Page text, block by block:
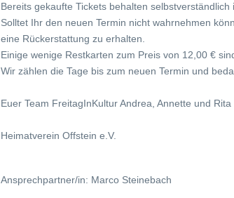
Bereits gekaufte Tickets behalten selbstverständlich
Solltet Ihr den neuen Termin nicht wahrnehmen
eine Rückerstattung zu erhalten.
Einige wenige Restkarten zum Preis von 12,00 €
Wir zählen die Tage bis zum neuen Termin und
Euer Team FreitagInKultur Andrea, Annette und Rita
Heimatverein Offstein e.V.
Ansprechpartner/in: Marco Steinebach